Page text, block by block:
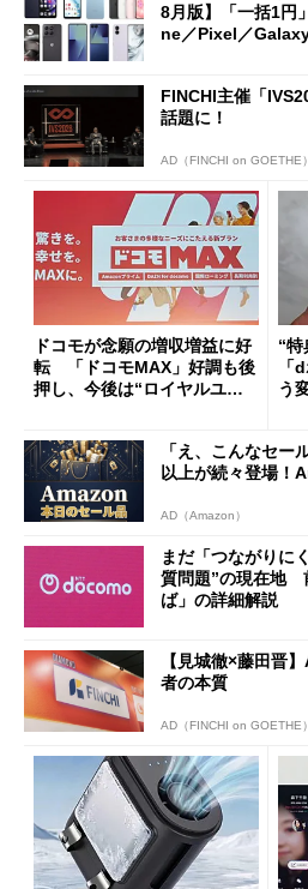
8月版】「一括1円
ne／Pixel／
FINCHI主催「
話題に！
AD（FINCHI on GOETHE）
ドコモが念願の増収増益に好
転 「ドコモMAX」好調も後
押し、今後は“ロイヤルユー
“特
「
う
「え、こんなセー
以上が続々登場！
AD（Amazon）
まだ「つながりに
質問題”の現在地
ば」の詳細解説
【見城徹×藤田晋
者の本質
AD（FINCHI on GOETHE）